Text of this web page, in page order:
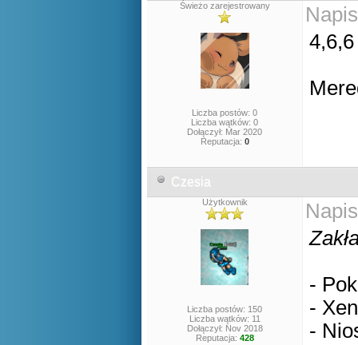
Świeżo zarejestrowany
Liczba postów: 0
Liczba wątków: 0
Dołączył: Mar 2020
Reputacja: 0
4,6,6
Czesia
Użytkownik
Liczba postów: 150
Liczba wątków: 11
Dołączył: Nov 2018
Reputacja: 428
-
-
-